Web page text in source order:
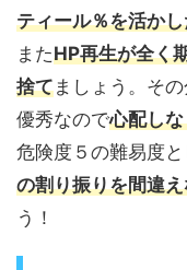
ティール％を活か
またHP再生が全く
捨てましょう。そ
優秀なので心配し
危険度５の難易度
の割り振りを間違
う！